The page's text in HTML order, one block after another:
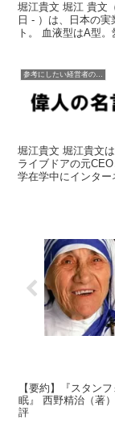
堀江貴文 堀江 貴文
日 - ）は、日本の
ト。 血液型はA型
参考にしたい経営者の名言格言
堀江貴文 堀江貴文
ライブドアの元
学在学中にインタ
【要約】『スタン
眠』 西野精治（著
評